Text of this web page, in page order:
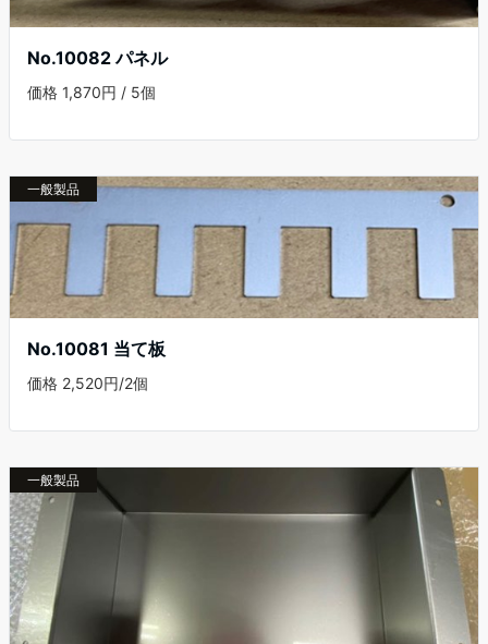
No.10082 パネル
価格 1,870円 / 5個
一般製品
No.10081 当て板
価格 2,520円/2個
一般製品